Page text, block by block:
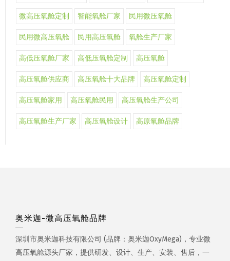
微高压氧舱定制 智能氧舱厂家 民用微压氧舱
民用微高压氧舱 民用高压氧舱 氧舱生产厂家
高低压氧舱厂家 高低压氧舱定制 高压氧舱
高压氧舱供应商 高压氧舱十大品牌 高压氧舱定制
高压氧舱家用 高压氧舱民用 高压氧舱生产公司
高压氧舱生产厂家 高压氧舱设计 高原氧舱品牌
奥米迦-微高压氧舱品牌
深圳市奥米迦科技有限公司 (品牌：奥米迦OxyMega)，专业微
高压氧舱源头厂家，提供研发、设计、生产、安装、售后，一